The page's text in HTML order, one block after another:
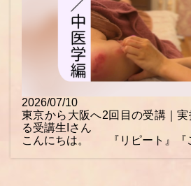
2026/07/10
東京から大阪へ2回目の受講｜
る受講生Iさん
こんにちは。 『リピート』『